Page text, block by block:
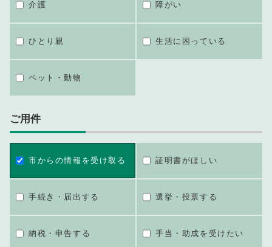
介護 障がい
ひとり親 生活に困っている
ペット・動物
ご用件
市からの情報を受け取る 証明書がほしい
手続き・届出する 選挙・投票する
納税・申告する 手当・助成を受けたい